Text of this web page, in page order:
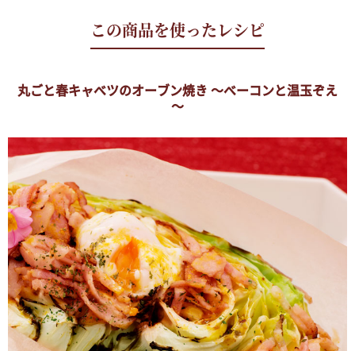
丸ごと春キャベツのオーブン焼き ～ベーコンと温玉ぞえ
～